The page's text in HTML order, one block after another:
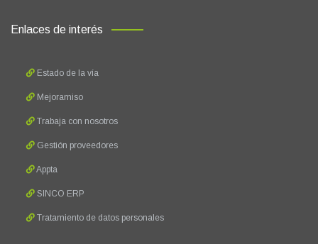
Enlaces de interés
Estado de la vía
Mejoramiso
Trabaja con nosotros
Gestión proveedores
Appta
SINCO ERP
Tratamiento de datos personales